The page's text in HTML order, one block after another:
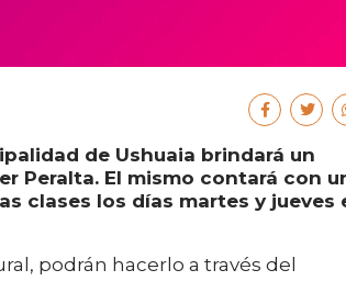
de Ushuaia brindará un
Peralta. El mismo contará con
clases los días martes y jueves
podrán hacerlo a través del